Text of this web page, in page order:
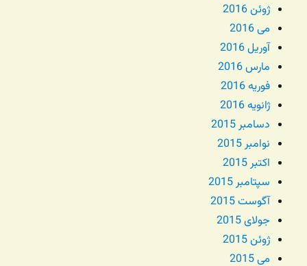
ژوئن 2016
می 2016
آوریل 2016
مارس 2016
فوریه 2016
ژانویه 2016
دسامبر 2015
نوامبر 2015
اکتبر 2015
سپتامبر 2015
آگوست 2015
جولای 2015
ژوئن 2015
می 2015